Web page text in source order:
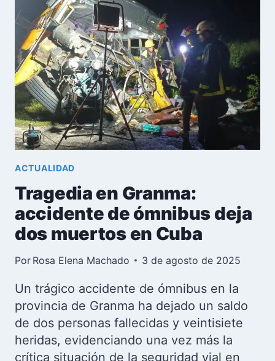
CUBANOS:
MÁS
DE
4000
DEVUELTOS
ACTUALIDAD
Tragedia en Granma:
accidente de ómnibus deja
dos muertos en Cuba
Por Rosa Elena Machado 3 de agosto de 2025
Un trágico accidente de ómnibus en la
provincia de Granma ha dejado un saldo
de dos personas fallecidas y veintisiete
heridas, evidenciando una vez más la
crítica situación de la seguridad vial en